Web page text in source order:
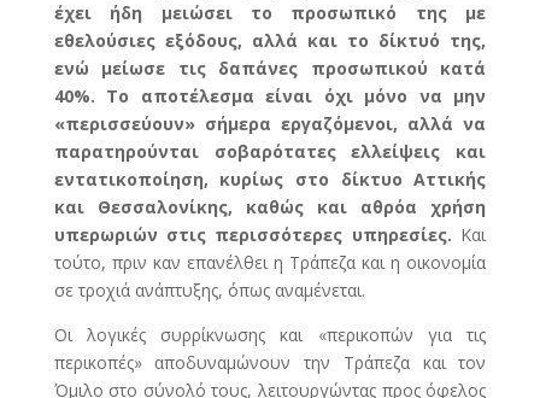
έχει ήδη μειώσει το προσωπικό της με
εθελούσιες εξόδους, αλλά και το δίκτυό της,
ενώ μείωσε τις δαπάνες προσωπικού κατά
40%. Το αποτέλεσμα είναι όχι μόνο να μην
«περισσεύουν» σήμερα εργαζόμενοι, αλλά να
παρατηρούνται σοβαρότατες ελλείψεις και
εντατικοποίηση, κυρίως στο δίκτυο Αττικής
και Θεσσαλονίκης, καθώς και αθρόα χρήση
υπερωριών στις περισσότερες υπηρεσίες. Και
τούτο, πριν καν επανέλθει η Τράπεζα και η οικονομία
σε τροχιά ανάπτυξης, όπως αναμένεται.
Οι λογικές συρρίκνωσης και «περικοπών για τις
περικοπές» αποδυναμώνουν την Τράπεζα και τον
Όμιλο στο σύνολό τους, λειτουργώντας προς όφελος